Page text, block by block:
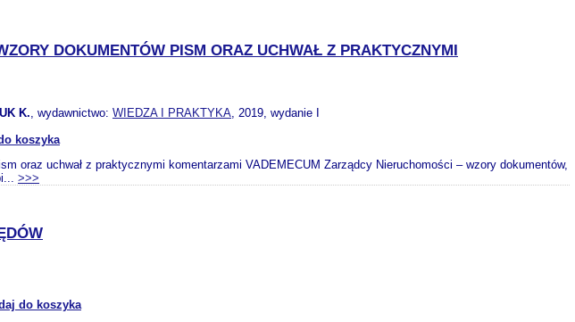
DOKUMENTÓW PISM ORAZ UCHWAŁ Z PRAKTYCZNYMI
K., wydawnictwo: WIEDZA I PRAKTYKA, 2019, wydanie I
koszyka
oraz uchwał z praktycznymi komentarzami VADEMECUM Zarządcy Nieruchomości – wzory dokumentów,
>>>
do koszyka